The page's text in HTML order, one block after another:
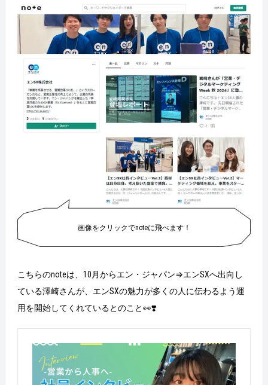
画像をクリックでnoteに飛べます！
こちらのnoteは、10月からエン・ジャパン⇒エンSXへ出向し
ている澤崎さんが、エンSXの魅力が多くの人に伝わるよう運
用を開始してくれているとのこと👀❣️